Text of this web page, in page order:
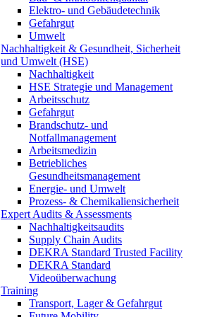
Elektro- und Gebäudetechnik
Gefahrgut
Umwelt
Nachhaltigkeit & Gesundheit, Sicherheit
und Umwelt (HSE)
Nachhaltigkeit
HSE Strategie und Management
Arbeitsschutz
Gefahrgut
Brandschutz- und
Notfallmanagement
Arbeitsmedizin
Betriebliches
Gesundheitsmanagement
Energie- und Umwelt
Prozess- & Chemikaliensicherheit
Expert Audits & Assessments
Nachhaltigkeitsaudits
Supply Chain Audits
DEKRA Standard Trusted Facility
DEKRA Standard
Videoüberwachung
Training
Transport, Lager & Gefahrgut